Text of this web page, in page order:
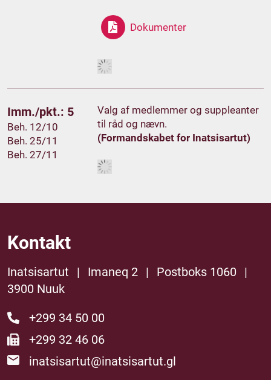
Dokumenter
Imm./pkt.: 5
Beh. 12/10
Beh. 25/11
Beh. 27/11
Valg af medlemmer og suppleanter
til råd og nævn.
(Formandskabet for Inatsisartut)
Kontakt
Inatsisartut | Imaneq 2 | Postboks 1060
|
3900 Nuuk
+299 34 50 00
+299 32 46 06
inatsisartut@inatsisartut.gl